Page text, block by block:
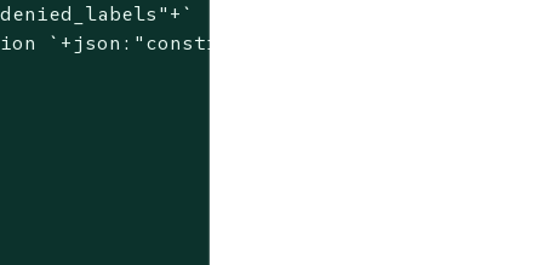
`+json:"constrained_labels"+`